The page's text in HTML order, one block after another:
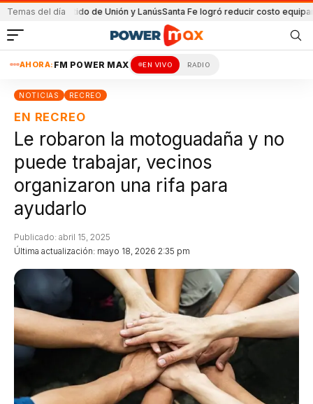
Temas del día
el partido de Unión y LanúsSanta Fe logró reducir costo equipamiento
AHORA: FM POWER MAX EN VIVO RADIO
NOTICIAS RECREO
EN RECREO
Le robaron la motoguadaña y no
puede trabajar, vecinos
organizaron una rifa para
ayudarlo
Última actualización: mayo 18, 2026 2:35 pm
Publicado: abril 15, 2025